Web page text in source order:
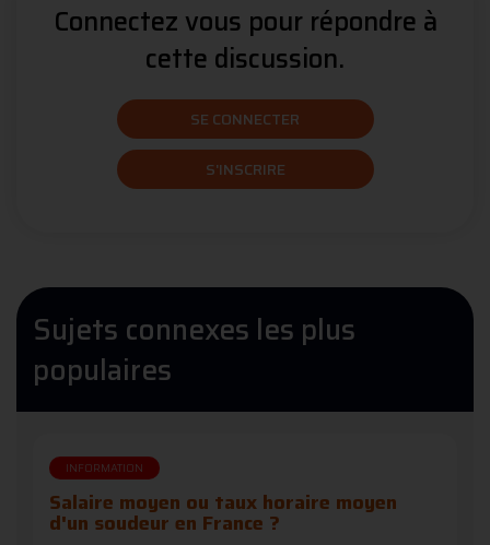
Connectez vous pour répondre à
cette discussion.
SE CONNECTER
S'INSCRIRE
Sujets connexes les plus
populaires
INFORMATION
Salaire moyen ou taux horaire moyen
d'un soudeur en France ?